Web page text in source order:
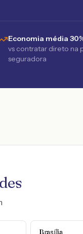
Economia média
vs contratar direto na
seguradora
Brasília